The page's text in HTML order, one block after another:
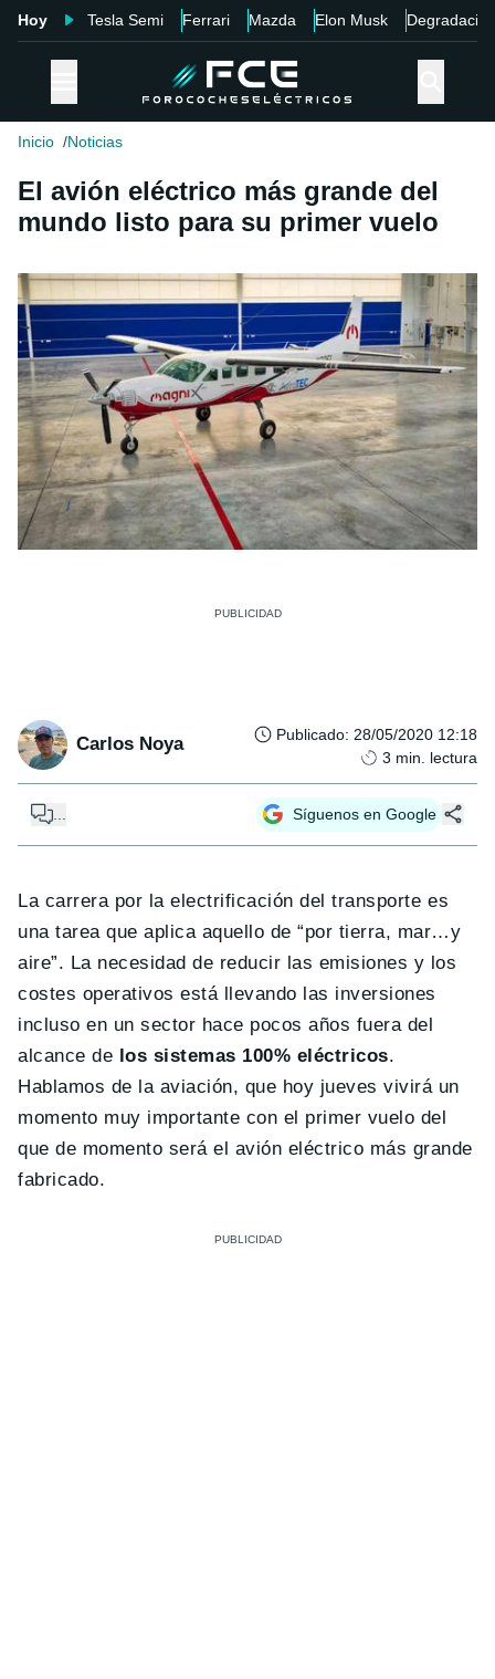
Hoy Tesla Semi Ferrari Mazda Elon Musk Degradación
Inicio Noticias
El avión eléctrico más grande del
mundo listo para su primer vuelo
Carlos Noya Publicado: 28/05/2020 12:18
3 min. lectura
Síguenos en Google
La carrera por la electrificación del transporte es
una tarea que aplica aquello de “por tierra, mar…y
aire”. La necesidad de reducir las emisiones y los
costes operativos está llevando las inversiones
incluso en un sector hace pocos años fuera del
alcance de los sistemas 100% eléctricos.
Hablamos de la aviación, que hoy jueves vivirá un
momento muy importante con el primer vuelo del
que de momento será el avión eléctrico más grande
fabricado.